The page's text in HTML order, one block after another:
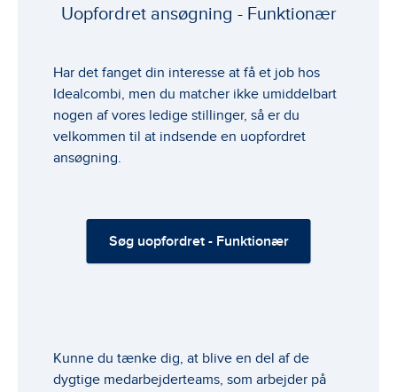
Uopfordret ansøgning - Funktionær
Har det fanget din interesse at få et job hos
Idealcombi, men du matcher ikke umiddelbart
nogen af vores ledige stillinger, så er du
velkommen til at indsende en uopfordret
ansøgning.
Søg uopfordret - Funktionær
Kunne du tænke dig, at blive en del af de
dygtige medarbejderteams, som arbejder på